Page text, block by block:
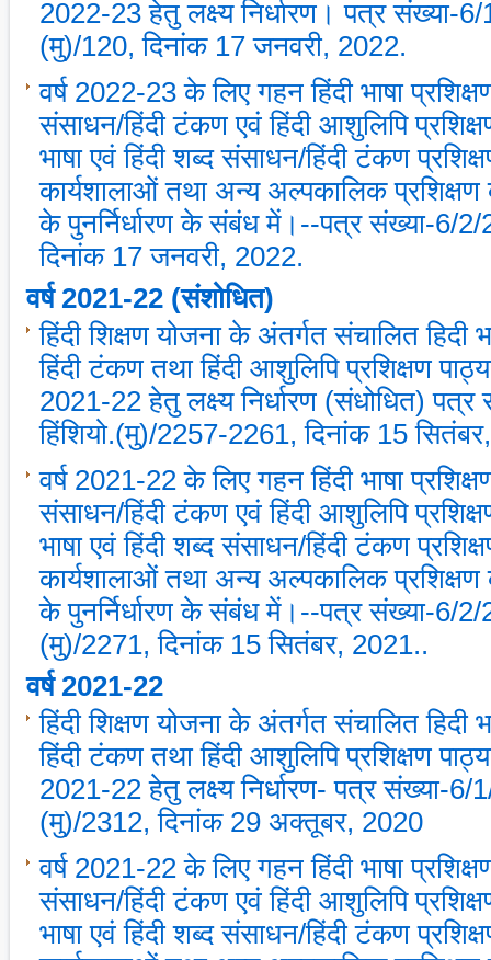
2022-23 हेतु लक्ष्‍य निर्धारण। पत्र संख्‍या-6/
(मु)/120, दिनांक 17 जनवरी, 2022.
वर्ष 2022-23 के लिए गहन हिंदी भाषा
संसाधन/हिंदी टंकण एवं हिंदी आशुलिपि प्रशिक्षण
भाषा एवं हिंदी शब्‍द संसाधन/हिंदी टंकण
कार्यशालाओं तथा अन्‍य अल्‍पकालिक प्रशिक्षण
के पुनर्निर्धारण के संबंध में।--पत्र संख्‍या-6/
दिनांक 17 जनवरी, 2022.
वर्ष 2021-22 (संशोधित)
हिंदी शिक्षण योजना के अंतर्गत संचालित हिदी
हिंदी टंकण तथा हिंदी आशुलिपि प्रशिक्षण
2021-22 हेतु लक्ष्‍य निर्धारण (संधोधित)
हिंशियो.(मु)/2257-2261, दिनांक 15
वर्ष 2021-22 के लिए गहन हिंदी भाषा
संसाधन/हिंदी टंकण एवं हिंदी आशुलिपि प्रशिक्षण
भाषा एवं हिंदी शब्‍द संसाधन/हिंदी टंकण
कार्यशालाओं तथा अन्‍य अल्‍पकालिक प्रशिक्षण
के पुनर्निर्धारण के संबंध में।--पत्र संख्‍या-6/2/
(मु)/2271, दिनांक 15 सितंबर, 2021..
वर्ष 2021-22
हिंदी शिक्षण योजना के अंतर्गत संचालित हिदी
हिंदी टंकण तथा हिंदी आशुलिपि प्रशिक्षण
2021-22 हेतु लक्ष्‍य निर्धारण- पत्र संख्‍या-6/
(मु)/2312, दिनांक 29 अक्‍तूबर, 2020
वर्ष 2021-22 के लिए गहन हिंदी भाषा
संसाधन/हिंदी टंकण एवं हिंदी आशुलिपि प्रशिक्षण
भाषा एवं हिंदी शब्‍द संसाधन/हिंदी टंकण